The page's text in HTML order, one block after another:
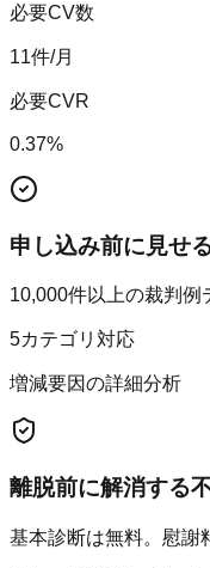
必要CV数
11件/月
必要CVR
0.37%
申し込み前に見せ
10,000件以上の裁判例
5カテゴリ対応
増減要因の詳細分析
離脱前に解消する
基本診断は無料。慰謝